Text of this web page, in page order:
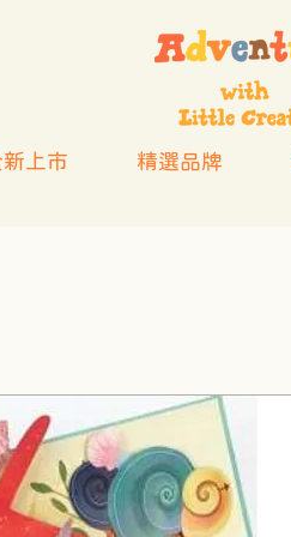
新上市 精選品牌